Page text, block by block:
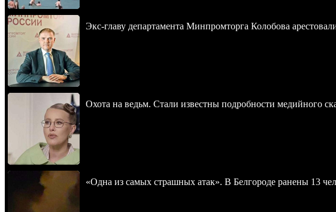
Экс-главу департамента Минпромторга Колобова
Охота на ведьм. Стали известны подробности медийного
«Одна из самых страшных атак». В Белгороде ранены 13